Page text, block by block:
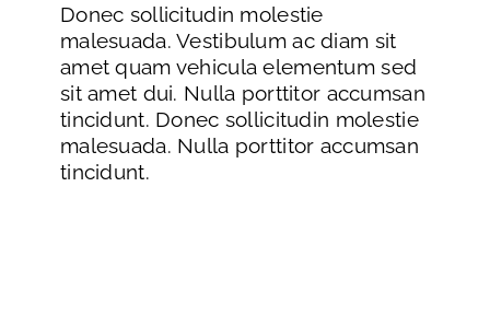
Donec sollicitudin molestie
malesuada. Vestibulum ac diam sit
amet quam vehicula elementum sed
sit amet dui. Nulla porttitor accumsan
tincidunt. Donec sollicitudin molestie
malesuada. Nulla porttitor accumsan
tincidunt.